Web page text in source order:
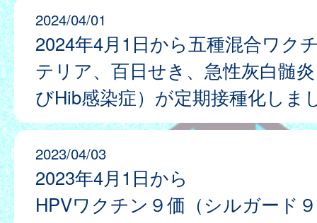
2024/04/01
2024年4月1日から五種混合ワク
テリア、百日せき、急性灰白髄
びHib感染症）が定期接種化しま
2023/04/03
2023年4月1日から
HPVワクチン９価（シルガード